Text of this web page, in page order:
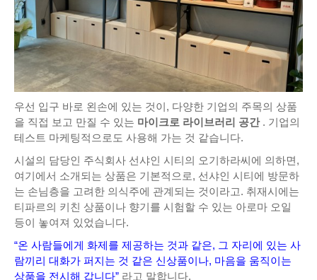
우선 입구 바로 왼손에 있는 것이, 다양한 기업의 주목의 상품
을 직접 보고 만질 수 있는 마이크로 라이브러리 공간. 기업의
테스트 마케팅적으로도 사용해 가는 것 같습니다.
시설의 담당인 주식회사 선샤인 시티의 오기하라씨에 의하면,
여기에서 소개되는 상품은 기본적으로, 선샤인 시티에 방문하
는 손님층을 고려한 의식주에 관계되는 것이라고. 취재시에는
티파르의 키친 상품이나 향기를 시험할 수 있는 아로마 오일
등이 놓여져 있었습니다.
“온 사람들에게 화제를 제공하는 것과 같은, 그 자리에 있는 사
람끼리 대화가 퍼지는 것 같은 신상품이나, 마음을 움직이는
상품을 전시해 갑니다” 라고 말합니다.